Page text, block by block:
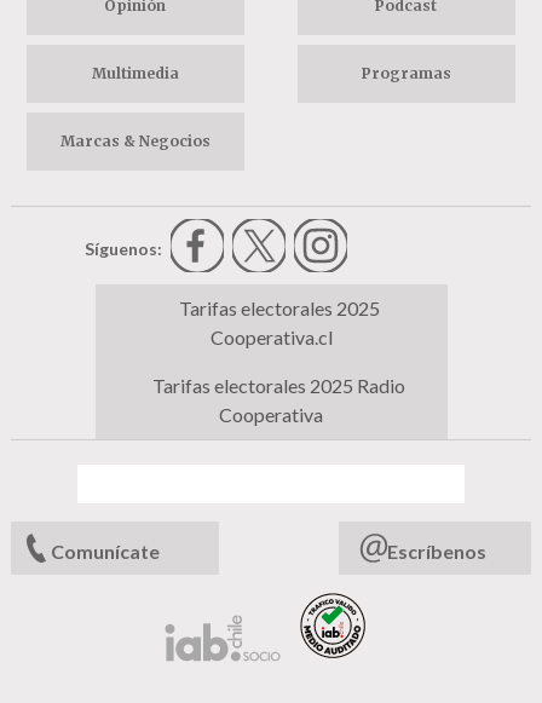
Opinión Podcast
Multimedia Programas
Marcas & Negocios
Síguenos:
Tarifas electorales 2025
Cooperativa.cl
Tarifas electorales 2025 Radio
Cooperativa
Comunícate Escríbenos